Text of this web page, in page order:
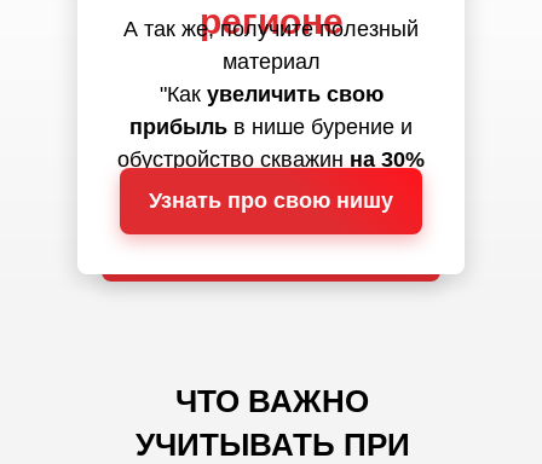
регионе
А так же, получите полезный
материал
"Как увеличить свою
прибыль в нише бурение и
обустройство скважин на 30%
за 1 месяц"
Узнать про свою нишу
ЧТО ВАЖНО
УЧИТЫВАТЬ ПРИ